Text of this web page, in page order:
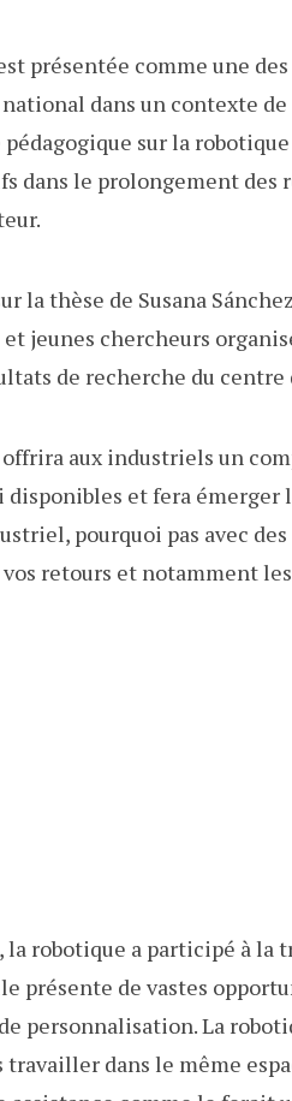
présentée comme une
dans un contexte
sur la
dans le prolongement
la thèse de Susana
jeunes chercheurs
de recherche du
aux industriels un
et fera émerger
pourquoi pas avec des
retours et notamment
la robotique a participé à la
présente de vastes
personnalisation. La
travailler dans le même